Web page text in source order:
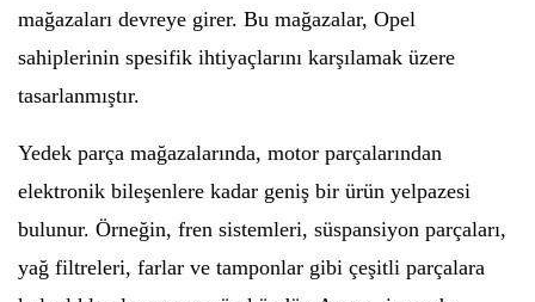
mağazaları devreye girer. Bu mağazalar, Opel
sahiplerinin spesifik ihtiyaçlarını karşılamak üzere
tasarlanmıştır.
Yedek parça mağazalarında, motor parçalarından
elektronik bileşenlere kadar geniş bir ürün yelpazesi
bulunur. Örneğin, fren sistemleri, süspansiyon parçaları,
yağ filtreleri, farlar ve tamponlar gibi çeşitli parçalara